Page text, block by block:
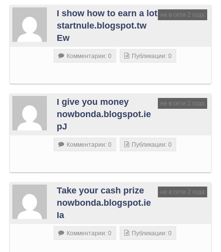
не в сети 2 года
I show how to earn a lot
startnule.blogspot.tw
Ew
Комментарии: 0 Публикации: 0
не в сети 2 года
I give you money
nowbonda.blogspot.ie
pJ
Комментарии: 0 Публикации: 0
не в сети 2 года
Take your cash prize
nowbonda.blogspot.ie
Ia
Комментарии: 0 Публикации: 0